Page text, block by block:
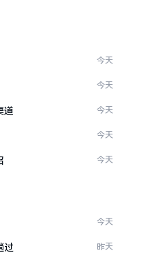
今天
今天
道 今天
今天
今天
今天
过 昨天